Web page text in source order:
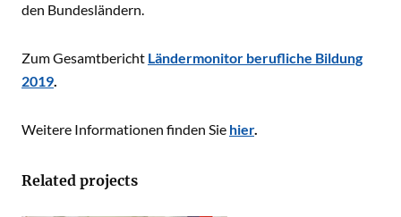
den Bundesländern.
Zum Gesamtbericht Ländermonitor berufliche Bildung
2019.
Weitere Informationen finden Sie hier.
Related projects